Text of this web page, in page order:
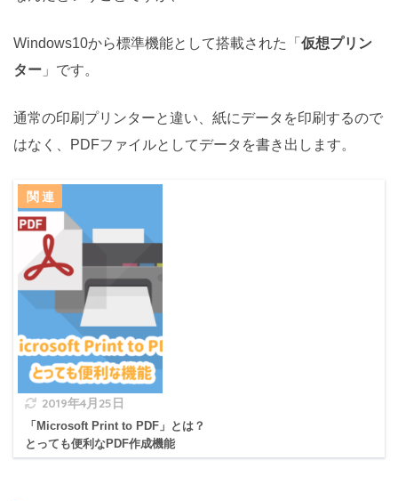
Windows10から標準機能として搭載された「 仮想プリン
ター 」です。
通常の印刷プリンターと違い、紙にデータを印刷するので
はなく、PDFファイルとしてデータを書き出します。
2019年4月25日
「Microsoft Print to PDF」とは？
とっても便利なPDF作成機能